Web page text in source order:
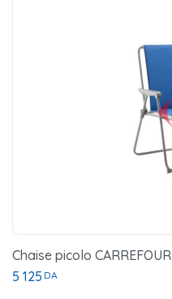
Chaise picolo CARREFOUR
5 125 DA